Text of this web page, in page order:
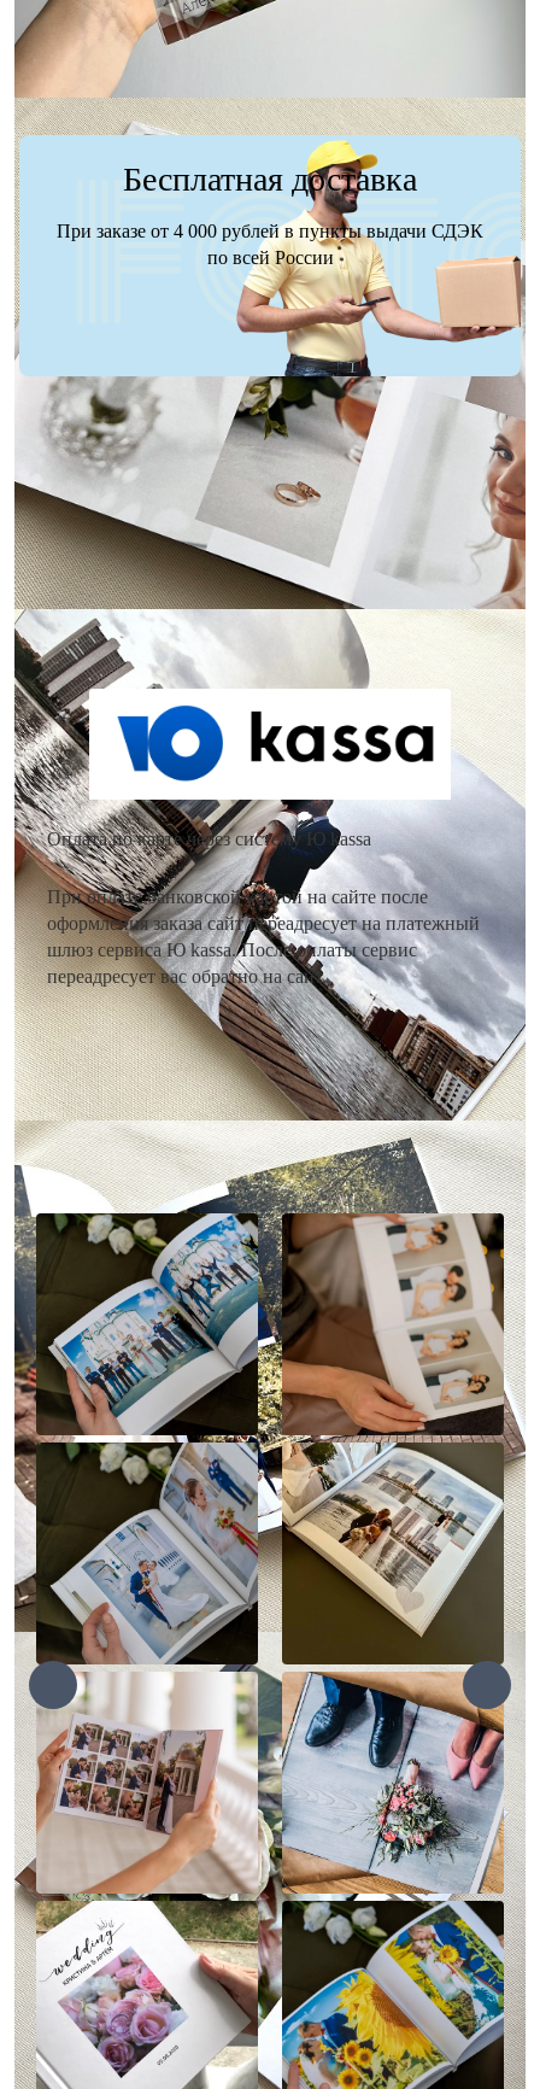
Бесплатная доставка
При заказе от 4 000 рублей в пункты выдачи СДЭК
по всей России
Как оплатить заказ?
Оплата по карте через систему Ю kassa
При оплате банковской картой на сайте после
оформления заказа сайт переадресует на платежный
шлюз сервиса Ю kassa. После оплаты сервис
переадресует вас обратно на сайт.
Наше портфолио